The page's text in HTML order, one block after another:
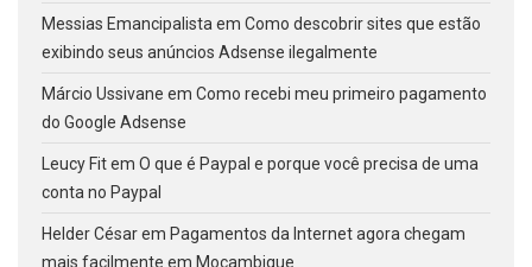
Messias Emancipalista em Como descobrir sites que estão
exibindo seus anúncios Adsense ilegalmente
Márcio Ussivane em Como recebi meu primeiro pagamento
do Google Adsense
Leucy Fitem O que é Paypal e porque você precisa de uma
conta no Paypal
Helder Césarem Pagamentos da Internet agora chegam
mais facilmente em Moçambique